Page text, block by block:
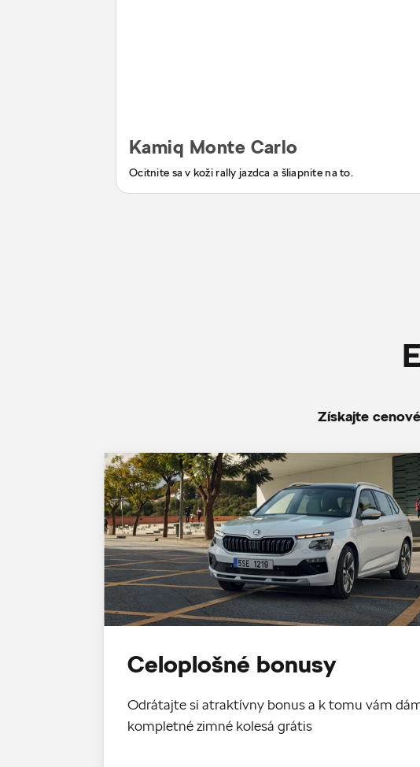
Kamiq Monte Carlo
Ocitnite sa v koži rally jazdca a šliapnite na to.
Získajte
Celoplošné bonusy
Odrátajte si atraktívny bonus a k tomu vám
kompletné zimné kolesá grátis